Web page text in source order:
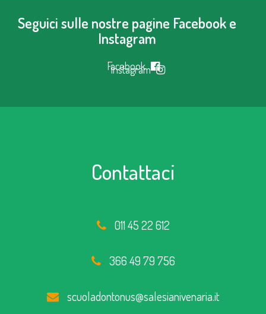
Seguici sulle nostre pagine Facebook e
Instagram
Facebook
Instagram
Contattaci
011 45 22 612
366 49 79 756
scuoladontonus@salesianivenaria.it